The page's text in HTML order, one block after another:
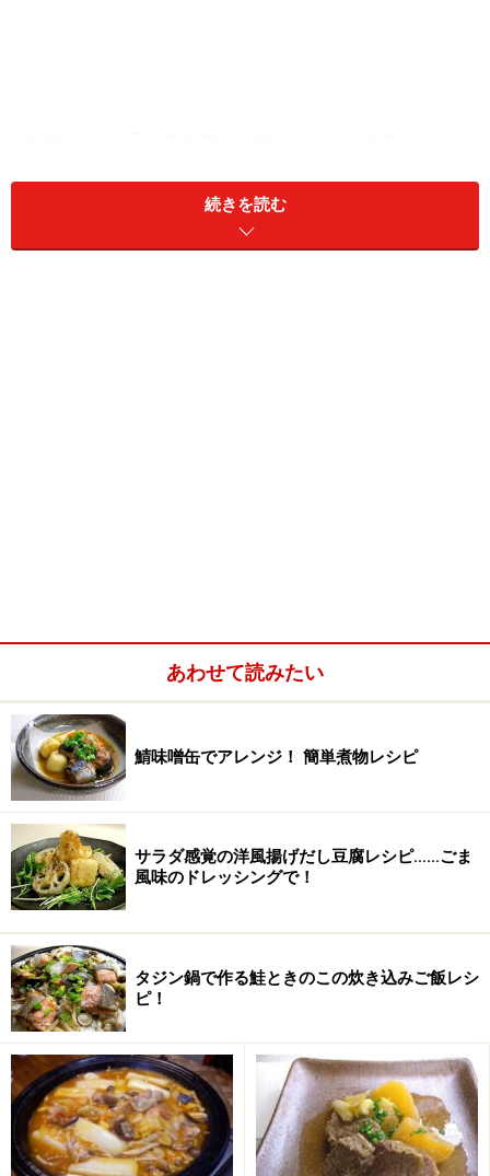
黄金色に美しく仕上がり、爽やかな香りと酸味、ほんの
柚子酒の作り方・手順
■柚子酒
1
柚子は半分に切り、皮つきと皮なしに分けて漬ける
柚子はよく洗い、水気を拭き取ります。
柚子を半分に切ります。2個分は皮のまま、残り2個分は
続きを読む
あわせて読みたい
鯖味噌缶でアレンジ！ 簡単煮物レシピ
サラダ感覚の洋風揚げだし豆腐レシピ……ごま
風味のドレッシングで！
タジン鍋で作る鮭ときのこの炊き込みご飯レシ
ピ！